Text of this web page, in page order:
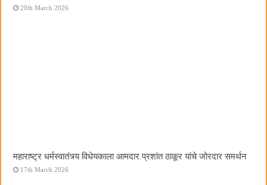
20th March 2026
महाराष्ट्र धर्मस्वातंत्र्य विधेयकाला आमदार प्रशांत ठाकूर यांचे जोरदार समर्थन
17th March 2026